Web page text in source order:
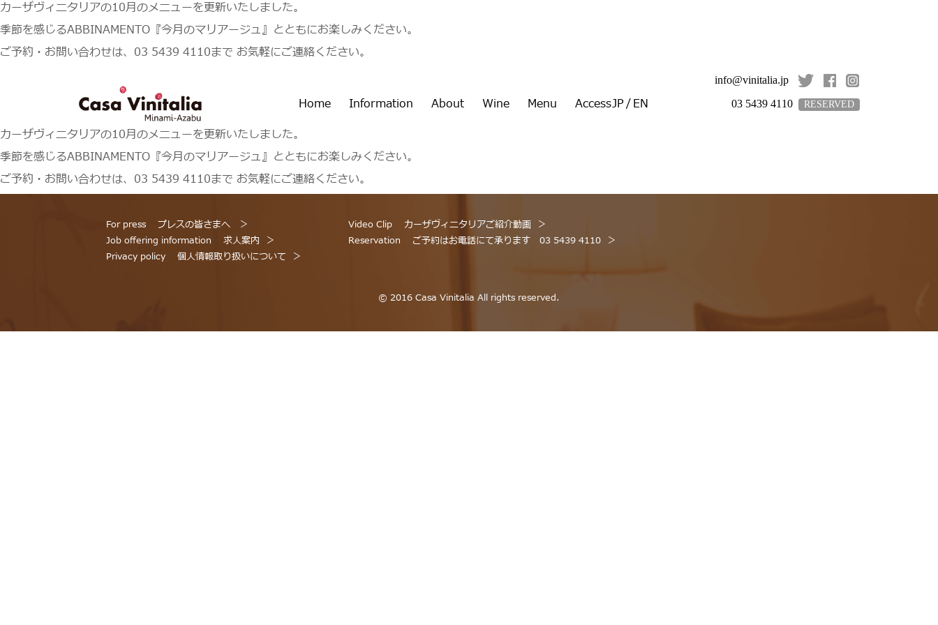
カーザヴィニタリアの10月のメニューを更新いたしました。
季節を感じるABBINAMENTO『今月のマリアージュ』とともにお楽しみください。
ご予約・お問い合わせは、03 5439 4110まで お気軽にご連絡ください。
info@vinitalia.jp
03 5439 4110
RESERVED
EN
/
JP
Home Information About Wine Menu
Access
カーザヴィニタリアの10月のメニューを更新いたしました。
季節を感じるABBINAMENTO『今月のマリアージュ』とともにお楽しみください。
ご予約・お問い合わせは、03 5439 4110まで お気軽にご連絡ください。
For press
プレスの皆さまへ
Job offering information
求人案内
Privacy policy
個人情報取り扱いについて
Video Clip
カーザヴィニタリアご紹介動画
Reservation
ご予約はお電話にて承ります 03 5439 4110
© 2016 Casa Vinitalia All rights reserved.